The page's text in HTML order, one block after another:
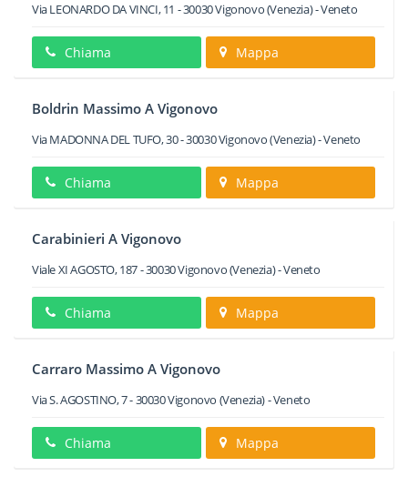
Via LEONARDO DA VINCI, 11 -30030Vigonovo(Venezia) -Veneto
Chiama Mappa
Boldrin Massimo A Vigonovo
Via MADONNA DEL TUFO, 30-30030Vigonovo(Venezia) -Veneto
Chiama Mappa
Carabinieri A Vigonovo
Viale XI AGOSTO, 187-30030Vigonovo(Venezia) -Veneto
Chiama Mappa
Carraro Massimo A Vigonovo
Via S. AGOSTINO, 7-30030Vigonovo (Venezia) -Veneto
Chiama Mappa